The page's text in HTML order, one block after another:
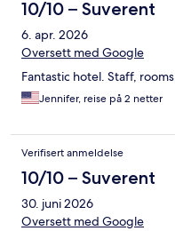
10/10 – Suverent
6. apr. 2026
Oversett med Google
Fantastic hotel. Staff,
Jennifer, reise på 2 netter
Verifisert anmeldelse
10/10 – Suverent
30. juni 2026
Oversett med Google